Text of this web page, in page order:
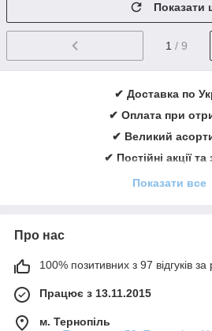
Показати
1 / 9
✔ Доставка по
✔ Оплата при
✔ Великий
✔ Постійні акції
✔ Консультації із
Показати все
Про нас
100% позитивних з 97 відгуків за
Працює з 13.11.2015
м. Тернопіль